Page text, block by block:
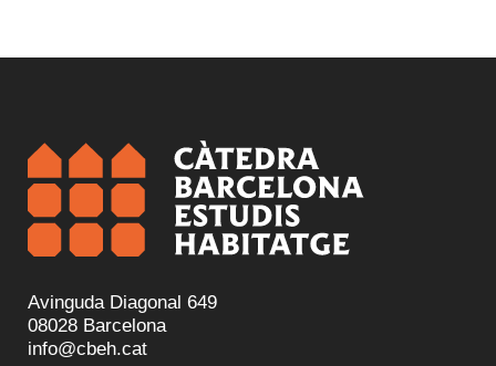
Avinguda Diagonal 649
08028 Barcelona
info@cbeh.cat